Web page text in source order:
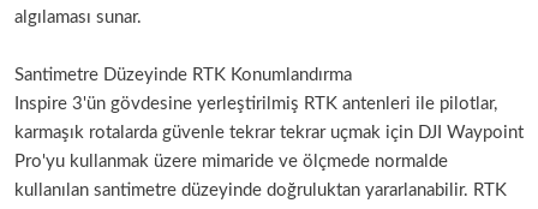
algılaması sunar.
Santimetre Düzeyinde RTK Konumlandırma
Inspire 3'ün gövdesine yerleştirilmiş RTK antenleri ile pilotlar,
karmaşık rotalarda güvenle tekrar tekrar uçmak için DJI Waypoint
Pro'yu kullanmak üzere mimaride ve ölçmede normalde
kullanılan santimetre düzeyinde doğruluktan yararlanabilir. RTK